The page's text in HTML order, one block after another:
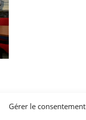
Gérer le consentement